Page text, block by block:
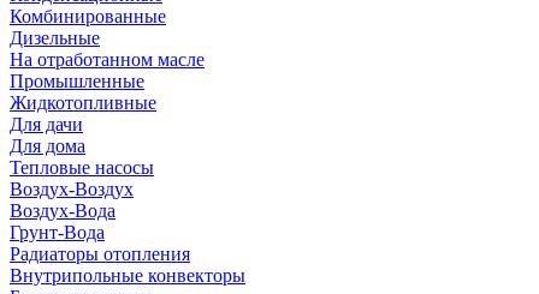
Комбинированные
Дизельные
На отработанном масле
Промышленные
Жидкотопливные
Для дачи
Для дома
Тепловые насосы
Воздух-Воздух
Воздух-Вода
Грунт-Вода
Радиаторы отопления
Внутрипольные конвекторы